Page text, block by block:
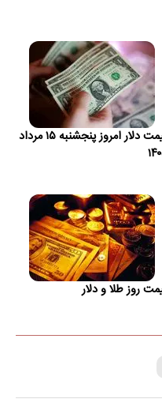
قیمت دلار امروز پنجشنبه ۱۵ مرداد
روز طلا و دلار